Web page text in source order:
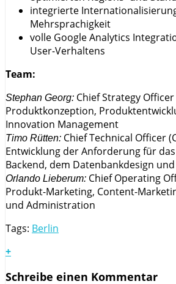
integrierte
Mehrsprachigkeit
volle Google Analytics
User-Verhaltens
Team:
Stephan Georg: Chief Strategy Officer
Produktkonzeption,
Innovation Management
Timo Rütten: Chief Technical Officer
Entwicklung der Anforderung für
Backend, dem Datenbankdesign
Orlando Lieberum: Chief Operating
Produkt-Marketing, Content-
und Administration
Tags: Berlin
+
Schreibe einen Kommentar